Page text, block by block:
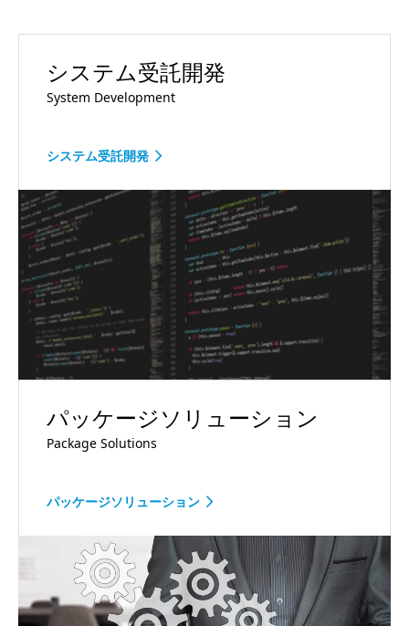
システム受託開発
System Development
システム受託開発
パッケージソリューション
Package Solutions
パッケージソリューション